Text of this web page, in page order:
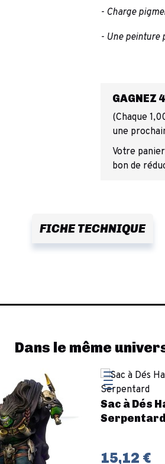
- Charge
- Une peinture
GAGNEZ
(Chaque
une
Votre
bon de
FICHE TECHNIQUE
Dans le même
Sac à Dés
Serpentard
15,12 €